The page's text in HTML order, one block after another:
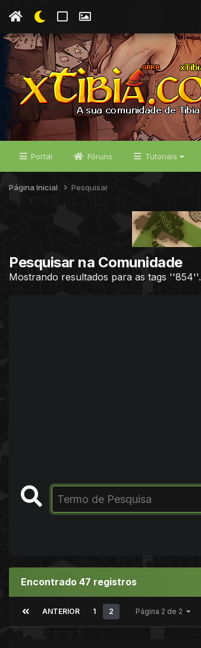
Portal Fóruns Tutoriais
Página Inicial Pesquisar
Pesquisar na Comunidade
Mostrando resultados para as tags ''854''.
Encontrado 47 registros
ANTERIOR 1 2 Página 2 de 2